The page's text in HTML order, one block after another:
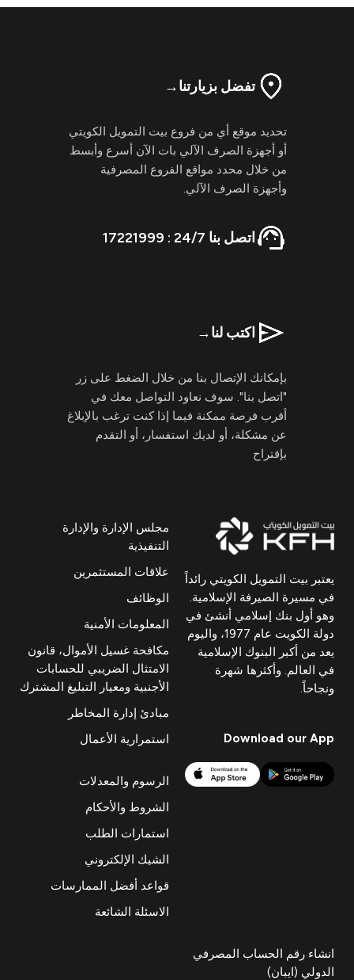
تفضل بزيارتنا→
تحديد موقع أي من فروع بيت التمويل الكويتي
أو أجهزة الصرف الآلي بات الآن أسرع وأبسط
من خلال محدد مواقع الفروع المصرفية
وأجهزة الصرف الآلي.
اتصل بنا 24/7 : 17221999
اكتب لنا→
بإمكانك الإتصال بنا من خلال الضغط على زر
"اتصل بنا". سوف نعاود التواصل معك في
أقرب فرصة ممكنة فيما إذا كنت ترغب بالإبلاغ
عن مشكلة، أو لديك استفسار، أو التقدم
بإقتراح
يعتبر بيت التمويل الكويتي رائداً
في مسيرة الصيرفة الإسلامية.
وهو أول بنك إسلامي أنشئ في
دولة الكويت عام 1977، واليوم
يعد من أكبر البنوك الإسلامية
في العالم. وأكثرها شهرة
ونجاحاً.
Download our App
مجلس الإدارة والإدارة
التنفيذية
علاقات المستثمرين
الوظائف
المعلومات الأمنية
مكافحة غسيل الأموال، قانون
الامتثال الضريبي للحسابات
الأجنبية ومعيار التبليغ المشترك
مبادئ إدارة المخاطر
استمرارية الأعمال
الرسوم والمعدلات
الشروط والأحكام
استمارات الطلب
الشيك الإلكتروني
قواعد أفضل الممارسات
الاسئلة الشائعة
انشاء رقم الحساب المصرفي
الدولي (ايبان)